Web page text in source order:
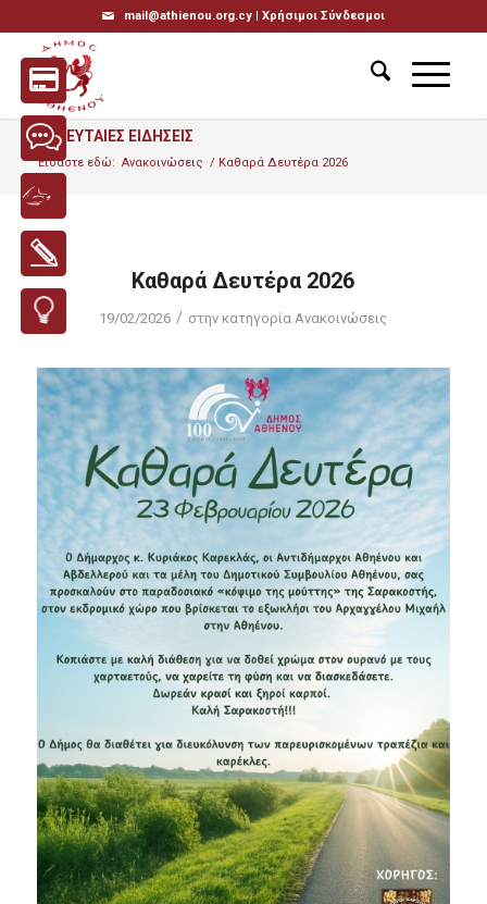
mail@athienou.org.cy | Χρήσιμοι Σύνδεσμοι
ΤΕΛΕΥΤΑΙΕΣ ΕΙΔΗΣΕΙΣ
Είσαστε εδώ: Ανακοινώσεις / Καθαρά Δευτέρα 2026
Καθαρά Δευτέρα 2026
19/02/2026 / στην κατηγορίαΑνακοινώσεις